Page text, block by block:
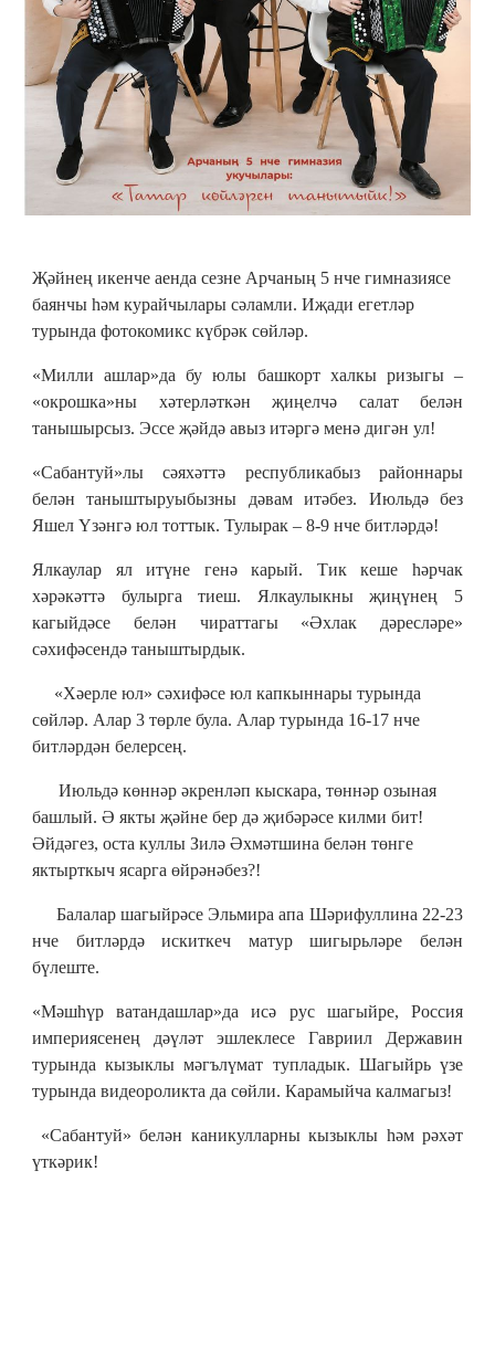
Җәйнең икенче аенда сезне Арчаның 5 нче гимназиясе
баянчы һәм курайчылары сәламли. Иҗади егетләр
турында фотокомикс күбрәк сөйләр.
«Милли ашлар»да бу юлы башкорт халкы ризыгы –
«окрошка»ны хәтерләткән җиңелчә салат белән
танышырсыз. Эссе җәйдә авыз итәргә менә дигән ул!
«Сабантуй»лы сәяхәттә республикабыз районнары
белән таныштыруыбызны дәвам итәбез. Июльдә без
Яшел Үзәнгә юл тоттык. Тулырак – 8-9 нче битләрдә!
Ялкаулар ял итүне генә карый. Тик кеше һәрчак
хәрәкәттә булырга тиеш. Ялкаулыкны җиңүнең 5
кагыйдәсе белән чираттагы «Әхлак дәресләре»
сәхифәсендә таныштырдык.
«Хәерле юл» сәхифәсе юл капкыннары турында
сөйләр. Алар 3 төрле була. Алар турында 16-17 нче
битләрдән белерсең.
Июльдә көннәр әкренләп кыскара, төннәр озыная
башлый. Ә якты җәйне бер дә җибәрәсе килми бит!
Әйдәгез, оста куллы Зилә Әхмәтшина белән төнге
яктырткыч ясарга өйрәнәбез?!
Балалар шагыйрәсе Эльмира апа Шәрифуллина 22-23
нче битләрдә искиткеч матур шигырьләре белән
бүлеште.
«Мәшһүр ватандашлар»да исә рус шагыйре, Россия
империясенең дәүләт эшлеклесе Гавриил Державин
турында кызыклы мәгълүмат тупладык. Шагыйрь үзе
турында видеороликта да сөйли. Карамыйча калмагыз!
«Сабантуй» белән каникулларны кызыклы һәм рәхәт
үткәрик!